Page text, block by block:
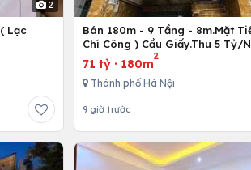
2
Lạc
Bán 180m - 9 Tầng - 8m.Mặt
Chí Công ) Cầu Giấy.Thu 5 Tỷ/
71 tỷ· 180m
2
Thành phố Hà Nội
9 giờ trước